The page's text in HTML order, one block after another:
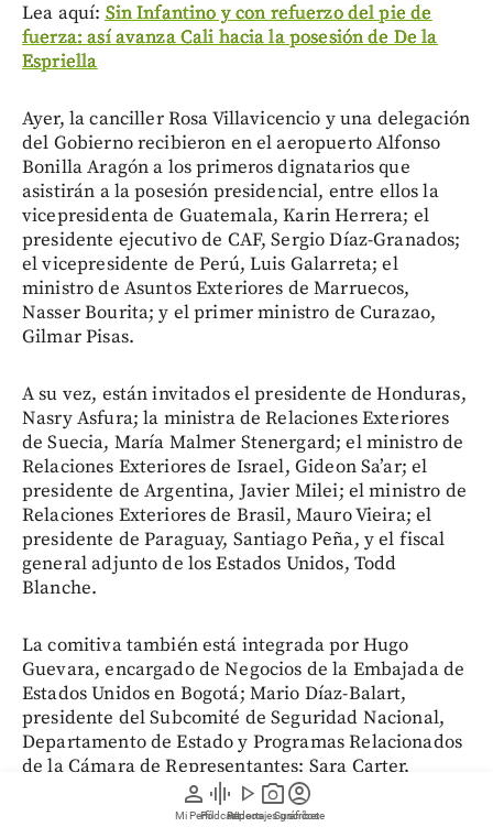
person
Mi Perfil
graphic_eq
Pódcast
play_arrow
Videos
photo_camera
Reportajes gráficos
account_circle
Suscríbete
Lea aquí: Sin Infantino y con refuerzo del pie de
fuerza: así avanza Cali hacia la posesión de De la
Espriella
Ayer, la canciller Rosa Villavicencio y una delegación
del Gobierno recibieron en el aeropuerto Alfonso
Bonilla Aragón a los primeros dignatarios que
asistirán a la posesión presidencial, entre ellos la
vicepresidenta de Guatemala, Karin Herrera; el
presidente ejecutivo de CAF, Sergio Díaz-Granados;
el vicepresidente de Perú, Luis Galarreta; el
ministro de Asuntos Exteriores de Marruecos,
Nasser Bourita; y el primer ministro de Curazao,
Gilmar Pisas.
A su vez, están invitados el presidente de Honduras,
Nasry Asfura; la ministra de Relaciones Exteriores
de Suecia, María Malmer Stenergard; el ministro de
Relaciones Exteriores de Israel, Gideon Sa’ar; el
presidente de Argentina, Javier Milei; el ministro de
Relaciones Exteriores de Brasil, Mauro Vieira; el
presidente de Paraguay, Santiago Peña, y el fiscal
general adjunto de los Estados Unidos, Todd
Blanche.
La comitiva también está integrada por Hugo
Guevara, encargado de Negocios de la Embajada de
Estados Unidos en Bogotá; Mario Díaz-Balart,
presidente del Subcomité de Seguridad Nacional,
Departamento de Estado y Programas Relacionados
de la Cámara de Representantes; Sara Carter,
directora de la Oficina de Política Nacional para el
Control de Drogas; Terrance C. Cole, administrador